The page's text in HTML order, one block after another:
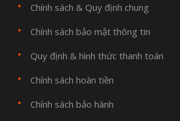
Chính sách & Quy định chung
Chính sách bảo mật thông tin
Quy định & hình thức thanh toán
Chính sách hoàn tiền
Chính sách bảo hành